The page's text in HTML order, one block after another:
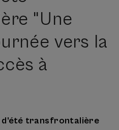
"Une
vers la
à
d’été transfrontalière